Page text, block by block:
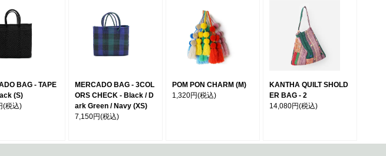
BAG - TAPE
(S)
(税込)
MERCADO BAG - 3COL
ORS CHECK - Black / D
ark Green / Navy (XS)
7,150円(税込)
POM PON CHARM (M)
1,320円(税込)
KANTHA QUILT SHOLD
ER BAG - 2
14,080円(税込)